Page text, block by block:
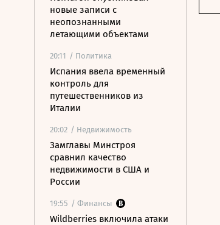
новые записи с
неопознанными
летающими объектами
20:11 / Политика
Испания ввела временный
контроль для
путешественников из
Италии
20:02 / Недвижимость
Замглавы Минстроя
сравнил качество
недвижимости в США и
России
19:55 / Финансы
Wildberries включила атаки